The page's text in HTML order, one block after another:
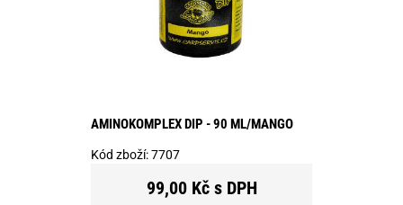
AMINOKOMPLEX DIP - 90 ML/MANGO
Kód zboží:7707
99,00 Kč s DPH